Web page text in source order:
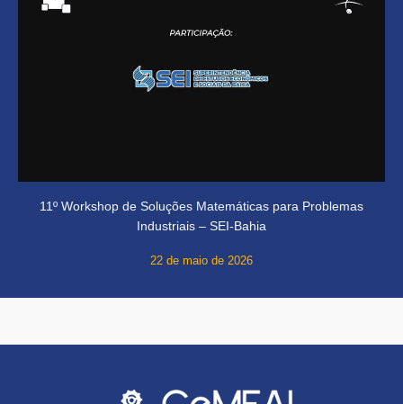
11º Workshop de Soluções Matemáticas para Problemas
Industriais – SEI-Bahia
22 de maio de 2026